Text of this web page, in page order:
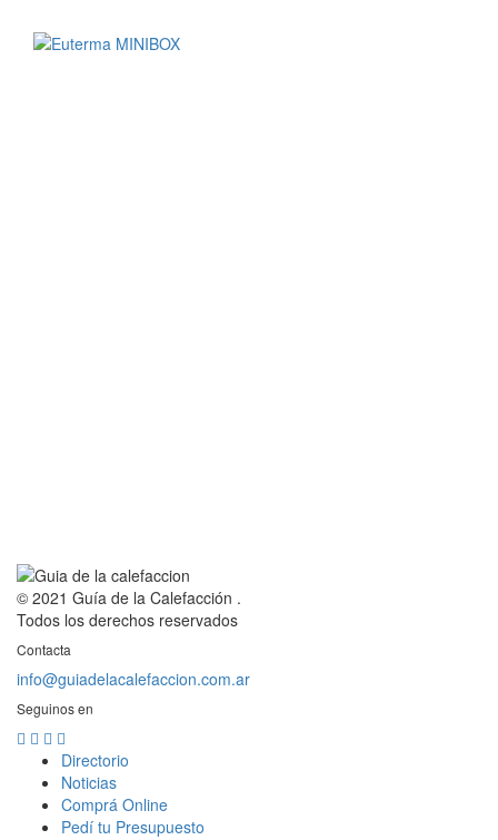
© 2021 Guía de la Calefacción .
Todos los derechos reservados
Contacta
info@guiadelacalefaccion.com.ar
Seguinos en
Directorio
Noticias
Comprá Online
Pedí tu Presupuesto